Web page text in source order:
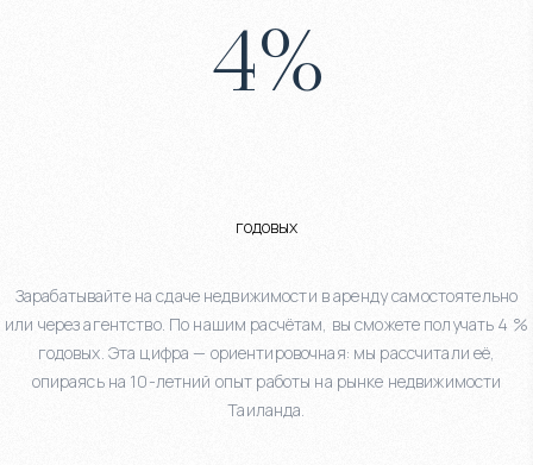
4%
годовых
Зарабатывайте на сдаче недвижимости в аренду самостоятельно
или через агентство. По нашим расчётам, вы сможете получать 4 %
годовых. Эта цифра — ориентировочная: мы рассчитали её,
опираясь на 10-летний опыт работы на рынке недвижимости
Таиланда.